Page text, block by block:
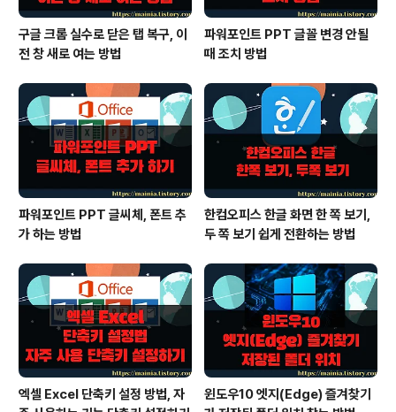
구글 크롬 실수로 닫은 탭 복구, 이
전 창 새로 여는 방법
파워포인트 PPT 글꼴 변경 안될
때 조치 방법
파워포인트 PPT 글씨체, 폰트 추
가 하는 방법
한컴오피스 한글 화면 한 쪽 보기,
두 쪽 보기 쉽게 전환하는 방법
엑셀 Excel 단축키 설정 방법, 자
윈도우10 엣지(Edge) 즐겨찾기